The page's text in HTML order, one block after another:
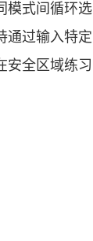
模式间循环选
通过输入特定
安全区域练习